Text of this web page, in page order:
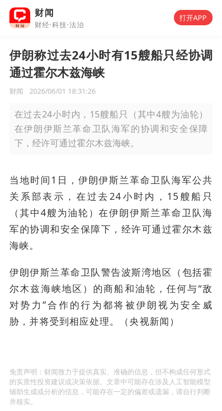
财闻
财经·科技·法治
打开APP
伊朗称过去24小时有15艘船只经协调
通过霍尔木兹海峡
财闻 2026/06/01 18:31:26
在过去24小时内，15艘船只（其中4艘为油轮）
在伊朗伊斯兰革命卫队海军的协调和安全保障
下，经许可通过霍尔木兹海峡。
当地时间1日，伊朗伊斯兰革命卫队海军公共
关系部表示，在过去24小时内，15艘船只
（其中4艘为油轮）在伊朗伊斯兰革命卫队海
军的协调和安全保障下，经许可通过霍尔木兹
海峡。
伊朗伊斯兰革命卫队警告波斯湾地区（包括霍
尔木兹海峡地区）的商船和油轮，任何与“敌
对势力”合作的行为都将被伊朗视为安全威
胁，并将受到相应处理。（央视新闻）
免责声明：财闻致力于提供真实、准确的信息，但不构成任何形式
的实质性投资建议或决策依据。文章中可能存在涉及人工智能模型
辅助生成或分析的信息，可能存在一定的偏差或遗漏，请自行判断
并核实。